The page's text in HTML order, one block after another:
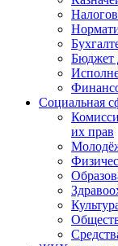
Бюджет
Социальная
их прав